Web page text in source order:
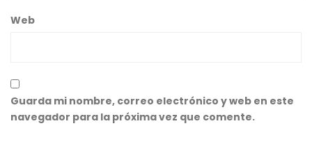
Web
Guarda mi nombre, correo electrónico y web en este
navegador para la próxima vez que comente.